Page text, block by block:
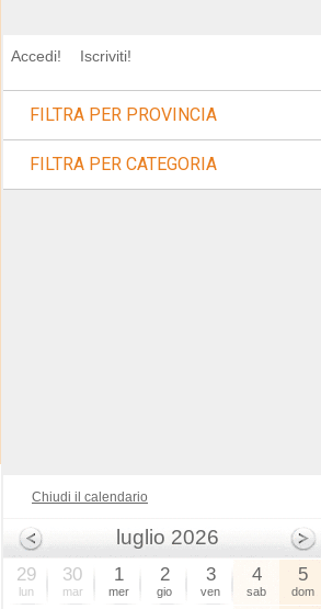
Accedi! Iscriviti!
FILTRA PER PROVINCIA
FILTRA PER CATEGORIA
Chiudi il calendario
luglio 2026
29
lun
30
mar
1
mer
2
gio
3
ven
4
sab
5
dom